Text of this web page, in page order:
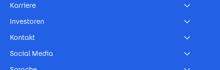
Karriere
Investoren
Kontakt
Social Media